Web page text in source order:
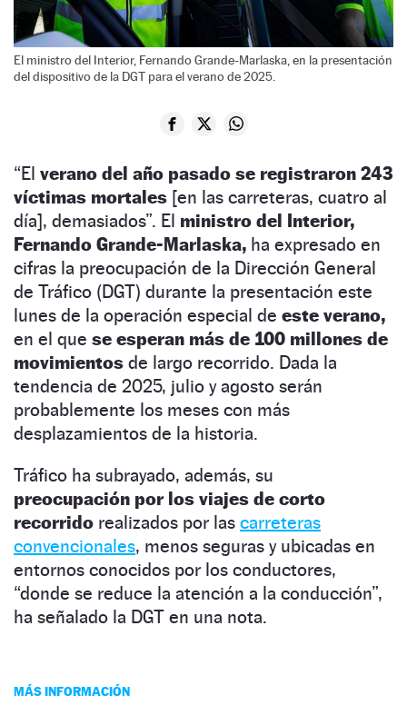
El ministro del Interior, Fernando Grande-Marlaska, en la presentación
del dispositivo de la DGT para el verano de 2025.
“El verano del año pasado se registraron 243
víctimas mortales [en las carreteras, cuatro al
día], demasiados”. El ministro del Interior,
Fernando Grande-Marlaska, ha expresado en
cifras la preocupación de la Dirección General
de Tráfico (DGT) durante la presentación este
lunes de la operación especial de este verano,
en el que se esperan más de 100 millones de
movimientos de largo recorrido. Dada la
tendencia de 2025, julio y agosto serán
probablemente los meses con más
desplazamientos de la historia.
Tráfico ha subrayado, además, su
preocupación por los viajes de corto
recorrido realizados por las carreteras
convencionales, menos seguras y ubicadas en
entornos conocidos por los conductores,
“donde se reduce la atención a la conducción”,
ha señalado la DGT en una nota.
MÁS INFORMACIÓN